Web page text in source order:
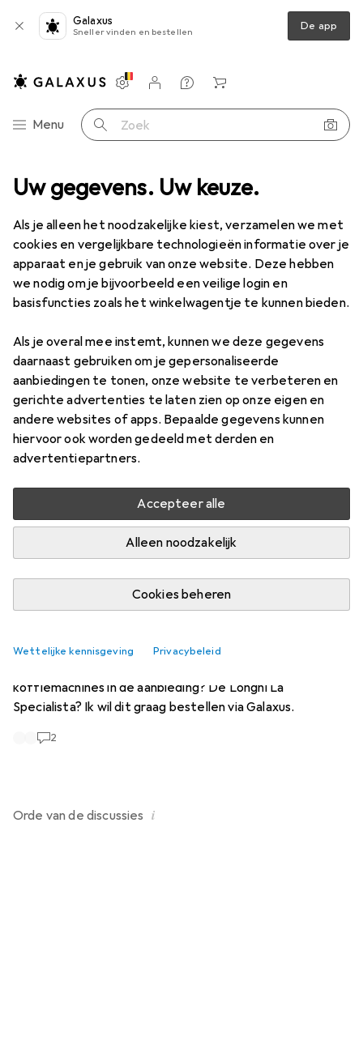
Uw gegevens. Uw keuze.
Als je alleen het noodzakelijke kiest, verzamelen we met
cookies en vergelijkbare technologieën informatie over je
apparaat en je gebruik van onze website. Deze hebben
we nodig om je bijvoorbeeld een veilige login en
basisfuncties zoals het winkelwagentje te kunnen bieden.
Als je overal mee instemt, kunnen we deze gegevens
daarnaast gebruiken om je gepersonaliseerde
aanbiedingen te tonen, onze website te verbeteren en
gerichte advertenties te laten zien op onze eigen en
andere websites of apps. Bepaalde gegevens kunnen
hiervoor ook worden gedeeld met derden en
advertentiepartners.
Accepteer alle
Alleen noodzakelijk
Cookies beheren
Wettelijke kennisgeving Privacybeleid
Galaxus
Sneller vinden en bestellen De app
Categorie navigatie
Menu Zoek op
Instellingen
Klantenaccount
Produktvergelijking
Verlanglijstje
Winkelmandje
De'Longhi
Ontdek Forum
2 Discussies voor in De'Longhi
Begin discussie
Recent actief
Universele slanghoes DLSA003 De'Longhi
Is dit product overal in Europa verkrijgbaar?
https://www.delonghi.com/fr-ca...
koffiemachines in de aanbieding? De Longhi La
Specialista? Ik wil dit graag bestellen via Galaxus.
2
Orde van de discussies i